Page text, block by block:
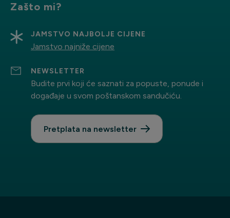
Zašto mi?
JAMSTVO NAJBOLJE CIJENE
Jamstvo najniže cijene
NEWSLETTER
Budite prvi koji će saznati za popuste, ponude i
događaje u svom poštanskom sandučiću.
Pretplata na newsletter